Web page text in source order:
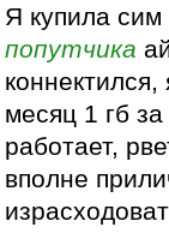
Я купила сим
попутчика
месяц 1 гб
работает,
вполне